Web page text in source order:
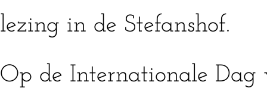
lezing in de Stefanshof.
Op de Internationale Dag